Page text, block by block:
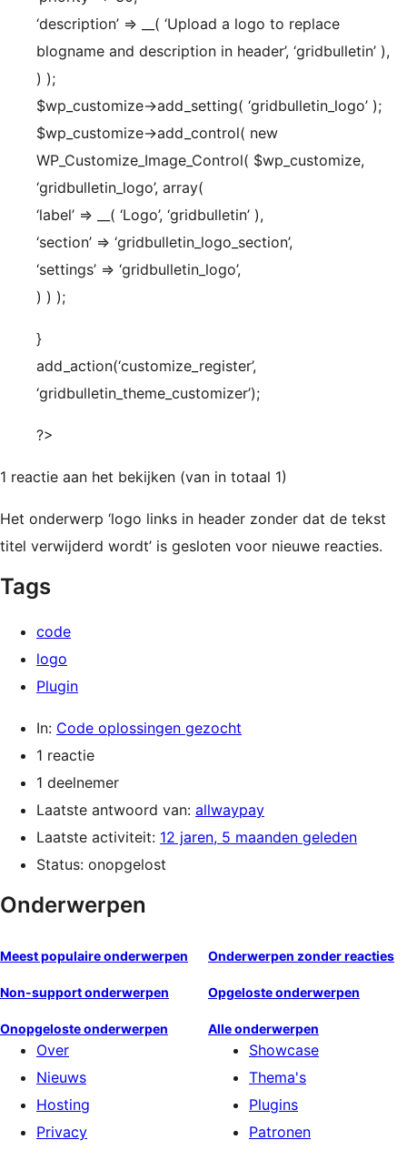
‘description’ => __( ‘Upload a logo to replace
blogname and description in header’, ‘gridbulletin’ ),
) );
$wp_customize->add_setting( ‘gridbulletin_logo’ );
$wp_customize->add_control( new
WP_Customize_Image_Control( $wp_customize,
‘gridbulletin_logo’, array(
‘label’ => __( ‘Logo’, ‘gridbulletin’ ),
‘section’ => ‘gridbulletin_logo_section’,
‘settings’ => ‘gridbulletin_logo’,
) ) );
}
add_action(‘customize_register’,
‘gridbulletin_theme_customizer’);
?>
1 reactie aan het bekijken (van in totaal 1)
Het onderwerp ‘logo links in header zonder dat de tekst
titel verwijderd wordt’ is gesloten voor nieuwe reacties.
Tags
code
logo
Plugin
In: Code oplossingen gezocht
1 reactie
1 deelnemer
Laatste antwoord van: allwaypay
Laatste activiteit: 12 jaren, 5 maanden geleden
Status: onopgelost
Onderwerpen
Meest populaire onderwerpen Onderwerpen zonder reacties
Non-support onderwerpen Opgeloste onderwerpen
Onopgeloste onderwerpen Alle onderwerpen
Over
Nieuws
Hosting
Privacy
Showcase
Thema's
Plugins
Patronen